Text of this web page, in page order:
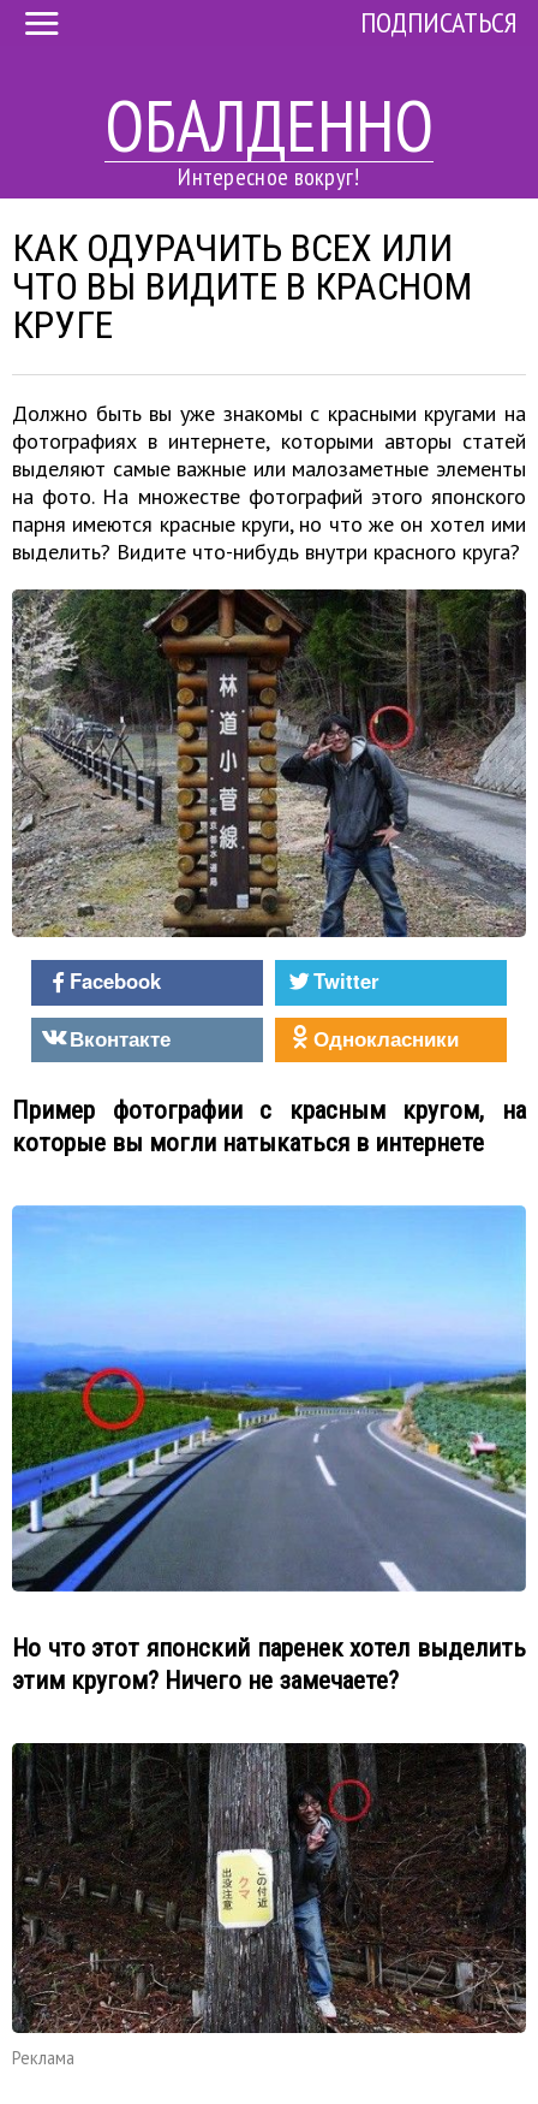
ОБАЛДЕННО
Интересное вокруг!
ПОДПИСАТЬСЯ
КАК ОДУРАЧИТЬ ВСЕХ ИЛИ
ЧТО ВЫ ВИДИТЕ В КРАСНОМ
КРУГЕ
Должно быть вы уже знакомы с красными кругами на
фотографиях в интернете, которыми авторы статей
выделяют самые важные или малозаметные элементы
на фото. На множестве фотографий этого японского
парня имеются красные круги, но что же он хотел ими
выделить? Видите что-нибудь внутри красного круга?
Facebook
Twitter
Вконтакте
Однокласники
Пример фотографии с красным кругом, на
которые вы могли натыкаться в интернете
Но что этот японский паренек хотел выделить
этим кругом? Ничего не замечаете?
Реклама